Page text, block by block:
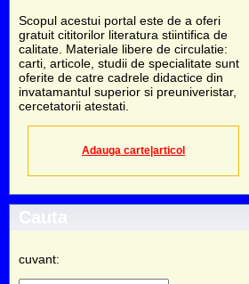
Scopul acestui portal este de a oferi
gratuit cititorilor literatura stiintifica de
calitate. Materiale libere de circulatie:
carti, articole, studii de specialitate sunt
oferite de catre cadrele didactice din
invatamantul superior si preuniveristar,
cercetatorii atestati.
Adauga carte|articol
Cauta
cuvant: